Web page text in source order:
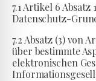
7.1 Artikel 6
Datenschutz-
7.2 Absatz (3) von
über bestimmte
elektronischen